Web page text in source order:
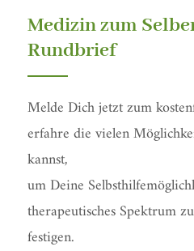
Medizin zum
Rundbrief
Melde Dich jetzt zum
erfahre die vielen
kannst,
um Deine
therapeutisches Spektrum
festigen.